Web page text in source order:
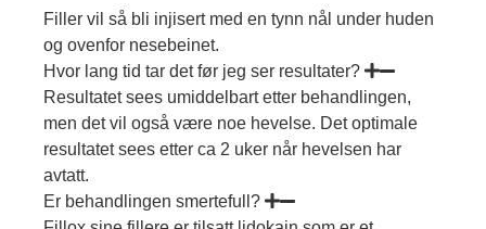
Filler vil så bli injisert med en tynn nål under huden
og ovenfor nesebeinet.
Hvor lang tid tar det før jeg ser resultater?
Resultatet sees umiddelbart etter behandlingen,
men det vil også være noe hevelse. Det optimale
resultatet sees etter ca 2 uker når hevelsen har
avtatt.
Er behandlingen smertefull?